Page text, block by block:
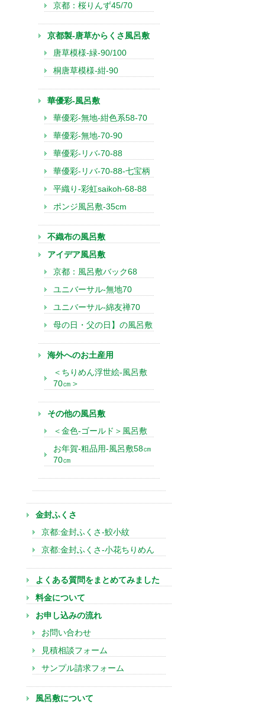
京都：桜りんず45/70
京都製-唐草からくさ風呂敷
唐草模様-緑-90/100
桐唐草模様-紺-90
華優彩-風呂敷
華優彩-無地-紺色系58-70
華優彩-無地-70-90
華優彩-リバ-70-88
華優彩-リバ-70-88-七宝柄
平織り-彩虹saikoh-68-88
ポンジ風呂敷-35cm
不織布の風呂敷
アイデア風呂敷
京都：風呂敷バック68
ユニバーサル-無地70
ユニバーサル-綿友禅70
母の日・父の日】の風呂敷
海外へのお土産用
＜ちりめん浮世絵-風呂敷
70㎝＞
その他の風呂敷
＜金色-ゴールド＞風呂敷
お年賀-粗品用-風呂敷58㎝
70㎝
金封ふくさ
京都:金封ふくさ-鮫小紋
京都:金封ふくさ-小花ちりめん
よくある質問をまとめてみました
料金について
お申し込みの流れ
お問い合わせ
見積相談フォーム
サンプル請求フォーム
風呂敷について